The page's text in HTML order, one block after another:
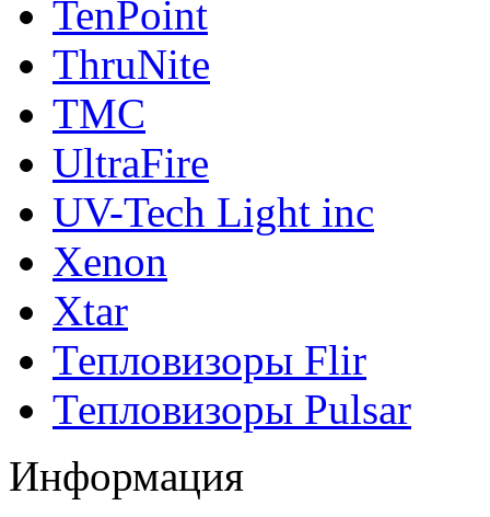
TenPoint
ThruNite
TMC
UltraFire
UV-Tech Light inc
Xenon
Xtar
Тепловизоры Flir
Тепловизоры Pulsar
Информация